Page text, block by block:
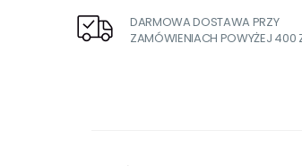
DARMOWA DOSTAWA PRZY
ZAMÓWIENIACH POWYŻEJ 400